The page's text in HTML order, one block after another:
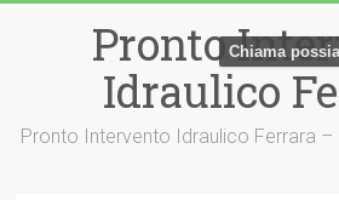
Pronto
Idraulico
Pronto Intervento Idraulico Ferrara –
Chiama